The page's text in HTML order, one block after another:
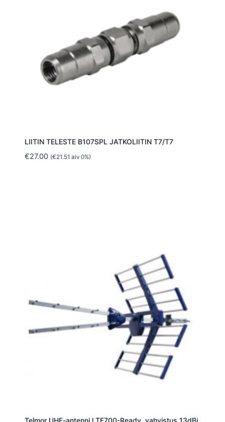
LIITIN TELESTE B107SPL JATKOLIITIN T7/T7
€27.00 (€21.51 alv 0%)